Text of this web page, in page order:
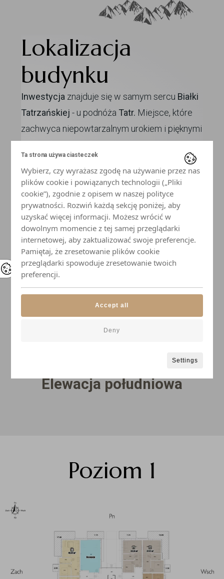
Lokalizacja
budynku
Inwestycja znajduje się w samym sercu Białki
Tatrzańskiej - u podnóża Tatr. Miejsce, które
zachwyca niepowtarzalnym urokiem i pięknymi
widokami na góry. Raj dla miłośników
odpoczynku oraz miłośników zimowego
szaleństwa. Tworzy doskonałąbazę
wypadowądo zwiedzania okolicy. Znajdziesz
tutaj popularneszlaki górskie, trasy rowerowe
i wyciągi narciarskie.
Umów się na spotkanie
Elewacja południowa
Poziom 1
Ta strona używa ciasteczek
Wybierz, czy wyrażasz zgodę na używanie przez nas
plików cookie i powiązanych technologii („Pliki
cookie”), zgodnie z opisem w naszej polityce
prywatności. Rozwiń każdą sekcję poniżej, aby
uzyskać więcej informacji. Możesz wrócić w
dowolnym momencie z tej samej przeglądarki
internetowej, aby zaktualizować swoje preferencje.
Pamiętaj, że zresetowanie plików cookie
przeglądarki spowoduje zresetowanie twoich
preferencji.
Settings
Deny
Accept all